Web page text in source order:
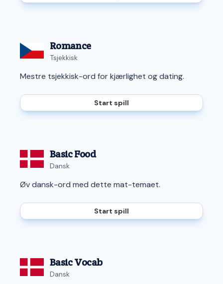
Romance
Tsjekkisk
Mestre tsjekkisk-ord for kjærlighet og dating.
Start spill
Basic Food
Dansk
Øv dansk-ord med dette mat-temaet.
Start spill
Basic Vocab
Dansk